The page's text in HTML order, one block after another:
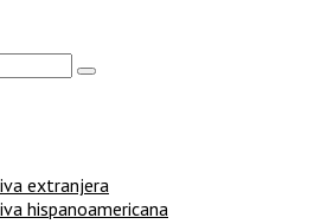
extranjera
hispanoamericana